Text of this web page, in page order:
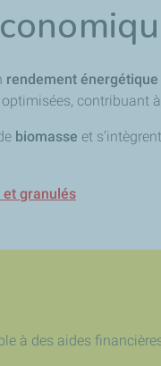
rendement énergétique
contribuant
biomasse et
granulés
à des aides